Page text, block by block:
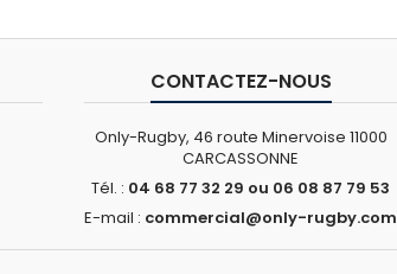
CONTACTEZ-NOUS
Only-Rugby, 46 route Minervoise 11000
CARCASSONNE
Tél. : 04 68 77 32 29 ou 06 08 87 79 53
E-mail : commercial@only-rugby.com